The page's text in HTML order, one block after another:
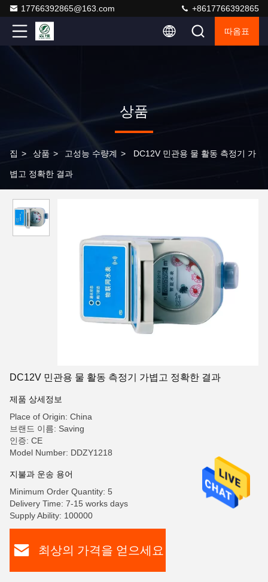
17766392865@163.com +8617766392865
따옴표
상품
집 > 상품 > 고성능 수량계 > DC12V 민관용 물 활동 측정기 가
볍고 정확한 결과
DC12V 민관용 물 활동 측정기 가볍고 정확한 결과
제품 상세정보
Place of Origin: China
브랜드 이름: Saving
인증: CE
Model Number: DDZY1218
지불과 운송 용어
Minimum Order Quantity: 5
Delivery Time: 7-15 works days
Supply Ability: 100000
최상의 가격을 얻으세요